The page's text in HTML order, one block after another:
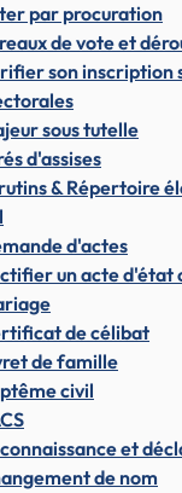
par procuration
de vote et
son inscription
sous tutelle
d'assises
& Répertoire
d'actes
un acte d'état
de célibat
de famille
civil
et
de nom